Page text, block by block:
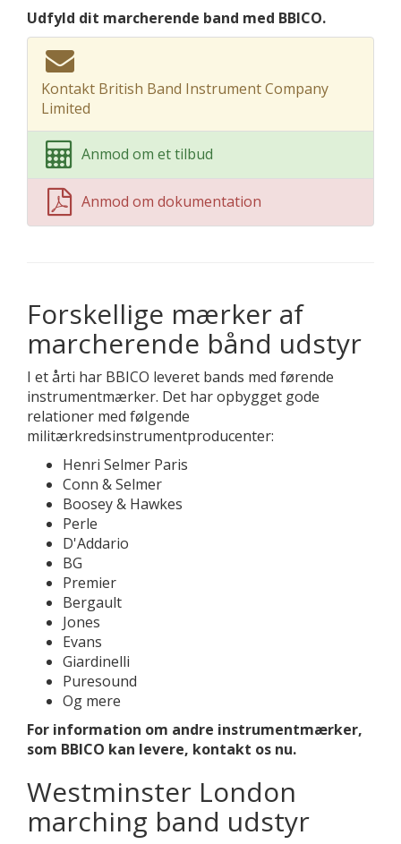
Udfyld dit marcherende band med BBICO.
Kontakt British Band Instrument Company
Limited
Anmod om et tilbud
Anmod om dokumentation
Forskellige mærker af
marcherende bånd udstyr
I et årti har BBICO leveret bands med førende
instrumentmærker. Det har opbygget gode
relationer med følgende
militærkredsinstrumentproducenter:
Henri Selmer Paris
Conn & Selmer
Boosey & Hawkes
Perle
D'Addario
BG
Premier
Bergault
Jones
Evans
Giardinelli
Puresound
Og mere
For information om andre instrumentmærker,
som BBICO kan levere, kontakt os nu.
Westminster London
marching band udstyr